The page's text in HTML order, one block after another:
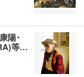
陽･
等…